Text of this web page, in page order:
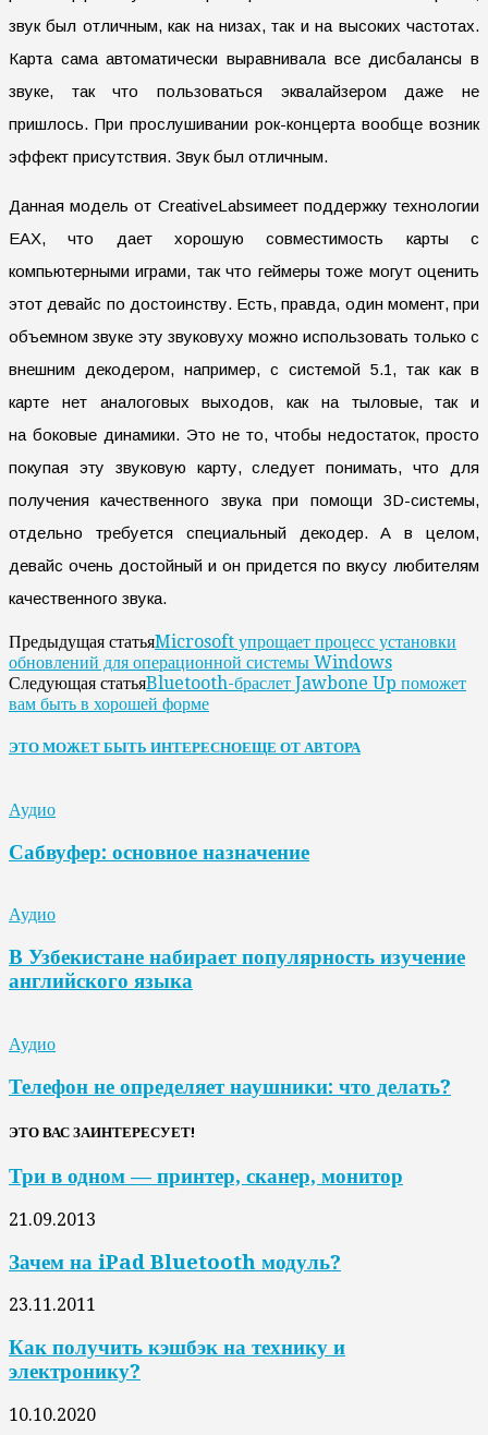
звук был отличным, как на низах, так и на высоких частотах.
Карта сама автоматически выравнивала все дисбалансы в
звуке, так что пользоваться эквалайзером даже не
пришлось. При прослушивании рок-концерта вообще возник
эффект присутствия. Звук был отличным.
Данная модель от CreativeLabsимеет поддержку технологии
EAX, что дает хорошую совместимость карты с
компьютерными играми, так что геймеры тоже могут оценить
этот девайс по достоинству. Есть, правда, один момент, при
объемном звуке эту звуковуху можно использовать только с
внешним декодером, например, с системой 5.1, так как в
карте нет аналоговых выходов, как на тыловые, так и
на боковые динамики. Это не то, чтобы недостаток, просто
покупая эту звуковую карту, следует понимать, что для
получения качественного звука при помощи 3D-системы,
отдельно требуется специальный декодер. А в целом,
девайс очень достойный и он придется по вкусу любителям
качественного звука.
Предыдущая статьяMicrosoft упрощает процесс установки
обновлений для операционной системы Windows
Следующая статьяBluetooth-браслет Jawbone Up поможет
вам быть в хорошей форме
ЭТО МОЖЕТ БЫТЬ ИНТЕРЕСНОЕЩЕ ОТ АВТОРА
Аудио
Сабвуфер: основное назначение
Аудио
В Узбекистане набирает популярность изучение
английского языка
Аудио
Телефон не определяет наушники: что делать?
ЭТО ВАС ЗАИНТЕРЕСУЕТ!
Три в одном — принтер, сканер, монитор
21.09.2013
Зачем на iPad Bluetooth модуль?
23.11.2011
Как получить кэшбэк на технику и
электронику?
10.10.2020